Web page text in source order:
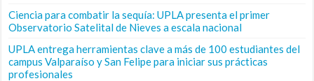
Ciencia para combatir la sequía: UPLA presenta el primer
Observatorio Satelital de Nieves a escala nacional
UPLA entrega herramientas clave a más de 100 estudiantes del
campus Valparaíso y San Felipe para iniciar sus prácticas
profesionales